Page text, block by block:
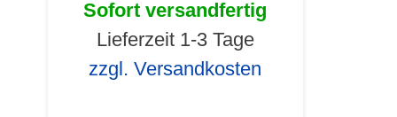
Sofort versandfertig
Lieferzeit 1-3 Tage
zzgl. Versandkosten